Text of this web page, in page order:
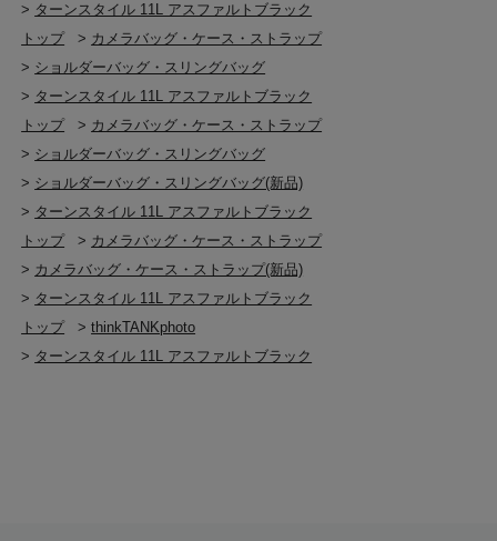
> ターンスタイル 11L アスファルトブラック
トップ
> カメラバッグ・ケース・ストラップ
> ショルダーバッグ・スリングバッグ
> ターンスタイル 11L アスファルトブラック
トップ
> カメラバッグ・ケース・ストラップ
> ショルダーバッグ・スリングバッグ
> ショルダーバッグ・スリングバッグ(新品)
> ターンスタイル 11L アスファルトブラック
トップ
> カメラバッグ・ケース・ストラップ
> カメラバッグ・ケース・ストラップ(新品)
> ターンスタイル 11L アスファルトブラック
トップ
>thinkTANKphoto
> ターンスタイル 11L アスファルトブラック